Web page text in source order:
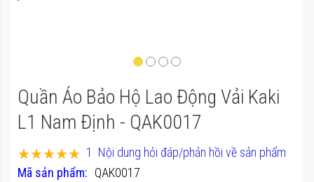
đến
phần
của
thư
Quần Áo Bảo Hộ Lao Động Vải Kaki
L1 Nam Định - QAK0017
Mã sản phẩm QAK0017
Xếp hạng:
100
% of100
1 Nội dung hỏi đáp/phản hồi về sản phẩm